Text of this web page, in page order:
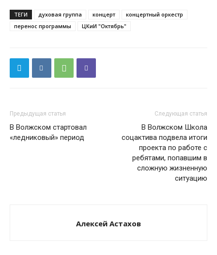
ТЕГИ духовая группа концерт
концертный оркестр
перенос программы
ЦКиИ "Октябрь"
Предыдущая статья
В Волжском стартовал
«ледниковый» период
Следующая статья
В Волжском Школа
соцактива подвела итоги
проекта по работе с
ребятами, попавшим в
сложную жизненную
ситуацию
Алексей Астахов